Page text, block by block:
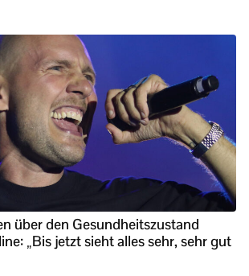
über den Gesundheitszustand
„Bis jetzt sieht alles sehr, sehr gut